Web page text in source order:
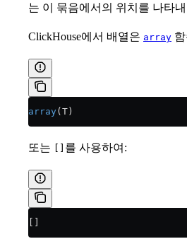
는 이 묶음에서의 위치를 나타
ClickHouse에서 배열은 array
array(T)
또는 [] 를 사용하여:
[]